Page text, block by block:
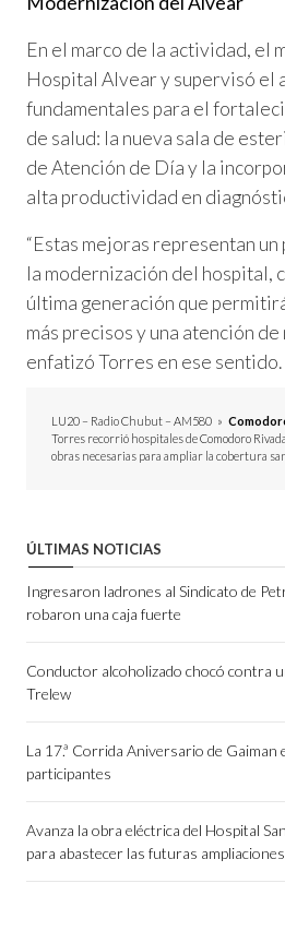
En el marco de la actividad, el
Hospital Alvear y supervisó el
fundamentales para el
de salud: la nueva sala de
de Atención de Día y la
alta productividad en
“Estas mejoras representan
la modernización del hospital,
última generación que
más precisos y una atención de
enfatizó Torres en ese sentido.
LU20 – Radio Chubut – AM580 »
Torres recorrió hospitales de Comodoro
obras necesarias para ampliar la cobertura
ÚLTIMAS NOTICIAS
Ingresaron ladrones al Sindicato de
robaron una caja fuerte
Conductor alcoholizado chocó contra
Trelew
La 17.ª Corrida Aniversario de
participantes
Avanza la obra eléctrica del Hospital
para abastecer las futuras ampliaciones